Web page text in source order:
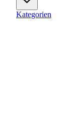
Kategorien